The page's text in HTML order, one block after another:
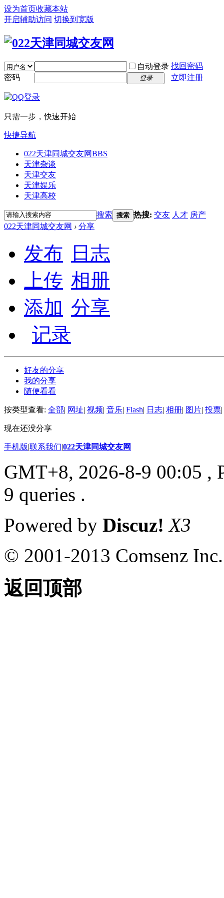
设为首页收藏本站
开启辅助访问 切换到宽版
自动登录 找回密码
密码
登录 立即注册
只需一步，快速开始
快捷导航
022天津同城交友网BBS
天津杂谈
天津交友
天津娱乐
天津高校
搜索 搜索 热搜: 交友 人才 房产
022天津同城交友网 › 分享
发布
日志
上传 相册
添加 分享
记录
好友的分享
我的分享
随便看看
按类型查看: 全部| 网址| 视频| 音乐| Flash| 日志| 相册| 图片| 投票|
现在还没分享
手机版|联系我们|022天津同城交友网
GMT+8, 2026-8-9 00:05 ,
9 queries .
Powered by Discuz! X3
© 2001-2013 Comsenz Inc.
返回顶部